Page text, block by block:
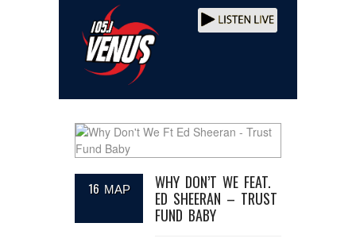
16 ΜΑΡ
WHY DON’T WE FEAT.
ED SHEERAN – TRUST
FUND BABY